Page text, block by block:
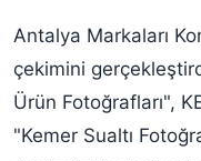
Antalya Markaları
çekimini
Ürün Fotoğrafları",
"Kemer Sualtı